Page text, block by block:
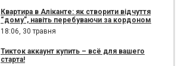
Квартира в Аліканте: як створити відчуття
“дому”, навіть перебуваючи за кордоном
18:06, 30 травня
Тикток аккаунт купить – всё для вашего
старта!